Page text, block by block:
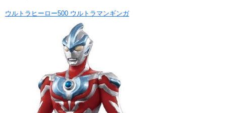
ウルトラヒーロー500 ウルトラマンギンガ